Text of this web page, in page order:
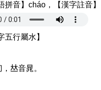
拼音】cháo，【漢字註音】
五行屬水】
𠀤音晁。